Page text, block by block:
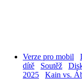
Verze pro mobil
dítě
Soutěž
2025
Kain vs.